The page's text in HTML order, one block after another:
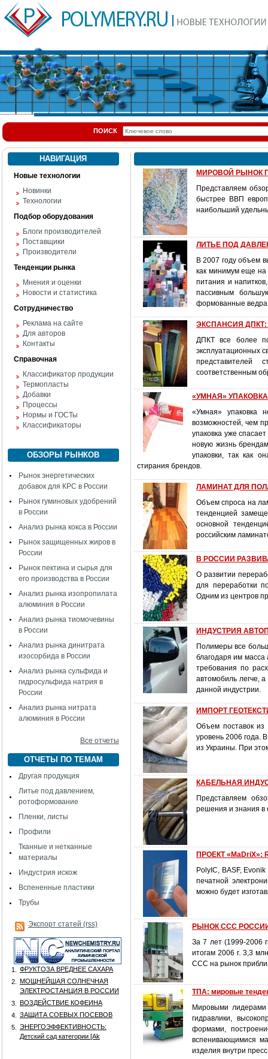
ПОИСК
НАВИГАЦИЯ
Новые технологии
Новинки
Технологии
Подбор оборудования
Блоги производителей
Поставщики
Производители
Тенденции рынка
Мнения и оценки
Новости и статистика
Сотрудничество
Реклама на сайте
Для авторов
Контакты
Справочная
Классификатор продукции
Термопласты
Добавки
Процессы
Нормы и ГОСТы
Классификаторы
ОБЗОРЫ РЫНКОВ
Рынок энергетических
добавок для КРС в России
Рынок гуминовых удобрений
в России
Анализ рынка кокса в России
Рынок защищенных жиров в
России
Рынок пектина и сырья для
его производства в России
Анализ рынка изопропилата
алюминия в России
Анализ рынка тиомочевины
в России
Анализ рынка динитрата
изосорбида в России
Анализ рынка сульфида и
гидросульфида натрия в
России
Анализ рынка нитрата
алюминия в России
Все отчеты
ОТЧЕТЫ ПО ТЕМАМ
Другая продукция
Литье под давлением,
ротоформование
Пленки, листы
Профили
Тканные и нетканные
материалы
Индустрия искож
Вспененные пластики
Трубы
Экспорт статей (rss)
1.
ФРУКТОЗА ВРЕДНЕЕ САХАРА
2.
МОЩНЕЙШАЯ СОЛНЕЧНАЯ
ЭЛЕКТРОСТАНЦИЯ В РОССИИ
3.
ВОЗДЕЙСТВИЕ КОФЕИНА
4.
ЗАЩИТА СОЕВЫХ ПОСЕВОВ
5.
ЭНЕРГОЭФФЕКТИВНОСТЬ:
Детский сад категории [Аk
МИРОВОЙ РЫНОК
Представляем
быстрее ВВП
наибольший
ЛИТЬЕ ПОД
В 2007 году объем
как минимум еще на
питания и
пассивным
формованные
ЭКСПАНСИЯ ДПКТ:
ДПКТ все более
эксплуатационных
представителей
соответственным
«УМНАЯ»
«Умная» упаковка
возможностей, чем
упаковка уже
новую жизнь
упаковки, так как
стирания брендов.
ЛАМИНАТ ДЛЯ
Объем спроса на
тенденцией
основной
российским
В РОССИИ
О развитии
для переработки
Одним из центров
ИНДУСТРИЯ
Полимеры все
благодаря им
требования по
автомобиль легче,
данной индустрии.
ИМПОРТ
Объем поставок из
уровень 2006 года.
из Украины. При
КАБЕЛЬНАЯ
Представляем
решения и знания в
ПРОЕКТ «MaDriX»:
PolyIC, BASF,
печатной
можно будет
РЫНОК ССС РОССИИ
За 7 лет (1999-2006
итогам 2006 г. 3,3
ССС на рынок
ТПА: мировые
Мировыми лидерами
гидравлики,
формами,
вспенивающимися
изделия внутри